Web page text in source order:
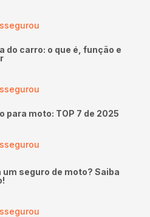
do carro: o que é, função e
para moto: TOP 7 de 2025
seguro de moto? Saiba